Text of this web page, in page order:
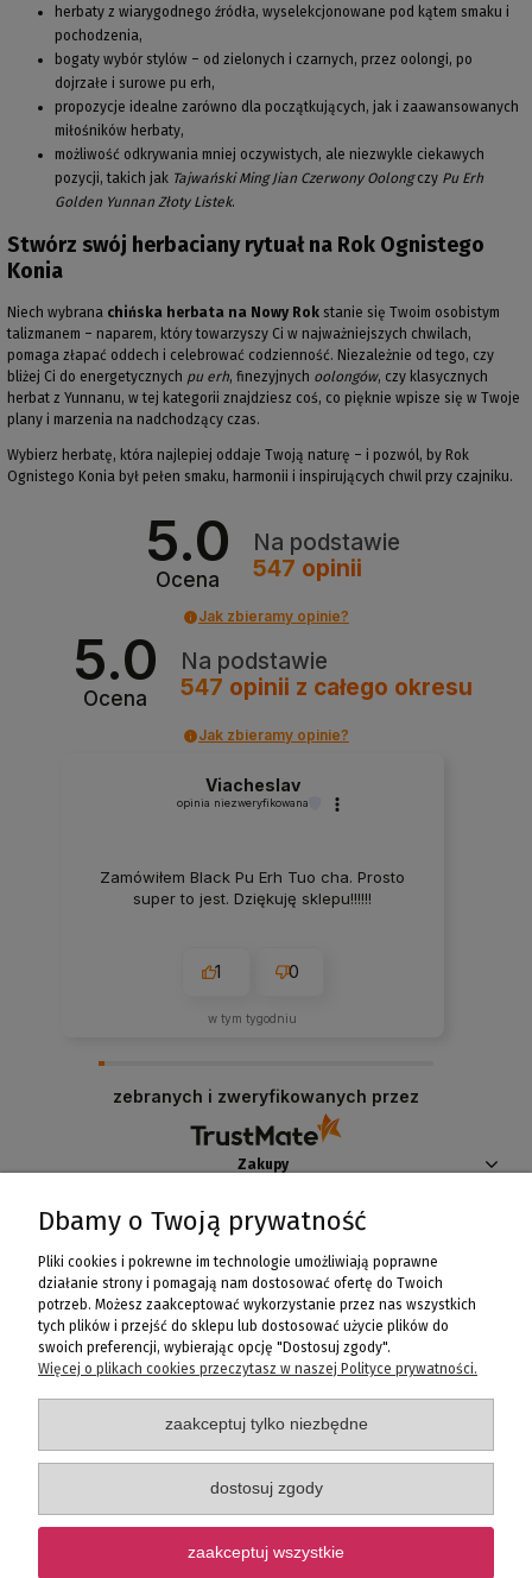
herbaty z wiarygodnego źródła, wyselekcjonowane pod kątem smaku i
pochodzenia,
bogaty wybór stylów – od zielonych i czarnych, przez oolongi, po
dojrzałe i surowe pu erh,
propozycje idealne zarówno dla początkujących, jak i zaawansowanych
miłośników herbaty,
możliwość odkrywania mniej oczywistych, ale niezwykle ciekawych
pozycji, takich jak Tajwański Ming Jian Czerwony Oolongczy Pu Erh
Golden Yunnan Złoty Listek.
Stwórz swój herbaciany rytuał na Rok Ognistego
Konia
Niech wybrana chińska herbata na Nowy Rok stanie się Twoim osobistym
talizmanem – naparem, który towarzyszy Ci w najważniejszych chwilach,
pomaga złapać oddech i celebrować codzienność. Niezależnie od tego, czy
bliżej Ci do energetycznych pu erh, finezyjnych oolongów, czy klasycznych
herbat z Yunnanu, w tej kategorii znajdziesz coś, co pięknie wpisze się w Twoje
plany i marzenia na nadchodzący czas.
Wybierz herbatę, która najlepiej oddaje Twoją naturę – i pozwól, by Rok
Ognistego Konia był pełen smaku, harmonii i inspirujących chwil przy czajniku.
5.0
Ocena
Na podstawie
547 opinii
Jak zbieramy opinie?
5.0
Ocena
Na podstawie
547 opinii z całego okresu
Jak zbieramy opinie?
Viacheslav
opinia niezweryfikowana
Zamówiłem Black Pu Erh Tuo cha. Prosto
super to jest. Dziękuję sklepu!!!!!!
1 0
w tym tygodniu
zebranych i zweryfikowanych przez
Zakupy
Pomoc
Moje konto
Informacje
Fanaberia Salon Rozmaitości
Poniedziałek - Piątek: 10:00 - 20:00
e-mail: info@fanaberia.net.pl
Dbamy o Twoją prywatność
Pliki cookies i pokrewne im technologie umożliwiają poprawne
działanie strony i pomagają nam dostosować ofertę do Twoich
potrzeb. Możesz zaakceptować wykorzystanie przez nas wszystkich
tych plików i przejść do sklepu lub dostosować użycie plików do
swoich preferencji, wybierając opcję "Dostosuj zgody".
Więcej o plikach cookies przeczytasz w naszej Polityce prywatności.
zaakceptuj tylko niezbędne
dostosuj zgody
zaakceptuj wszystkie